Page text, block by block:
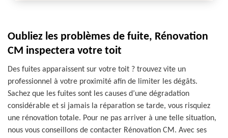
Oubliez les problèmes de fuite, Rénovation
CM inspectera votre toit
Des fuites apparaissent sur votre toit ? trouvez vite un
professionnel à votre proximité afin de limiter les dégâts.
Sachez que les fuites sont les causes d’une dégradation
considérable et si jamais la réparation se tarde, vous risquiez
une rénovation totale. Pour ne pas arriver à une telle situation,
nous vous conseillons de contacter Rénovation CM. Avec ses